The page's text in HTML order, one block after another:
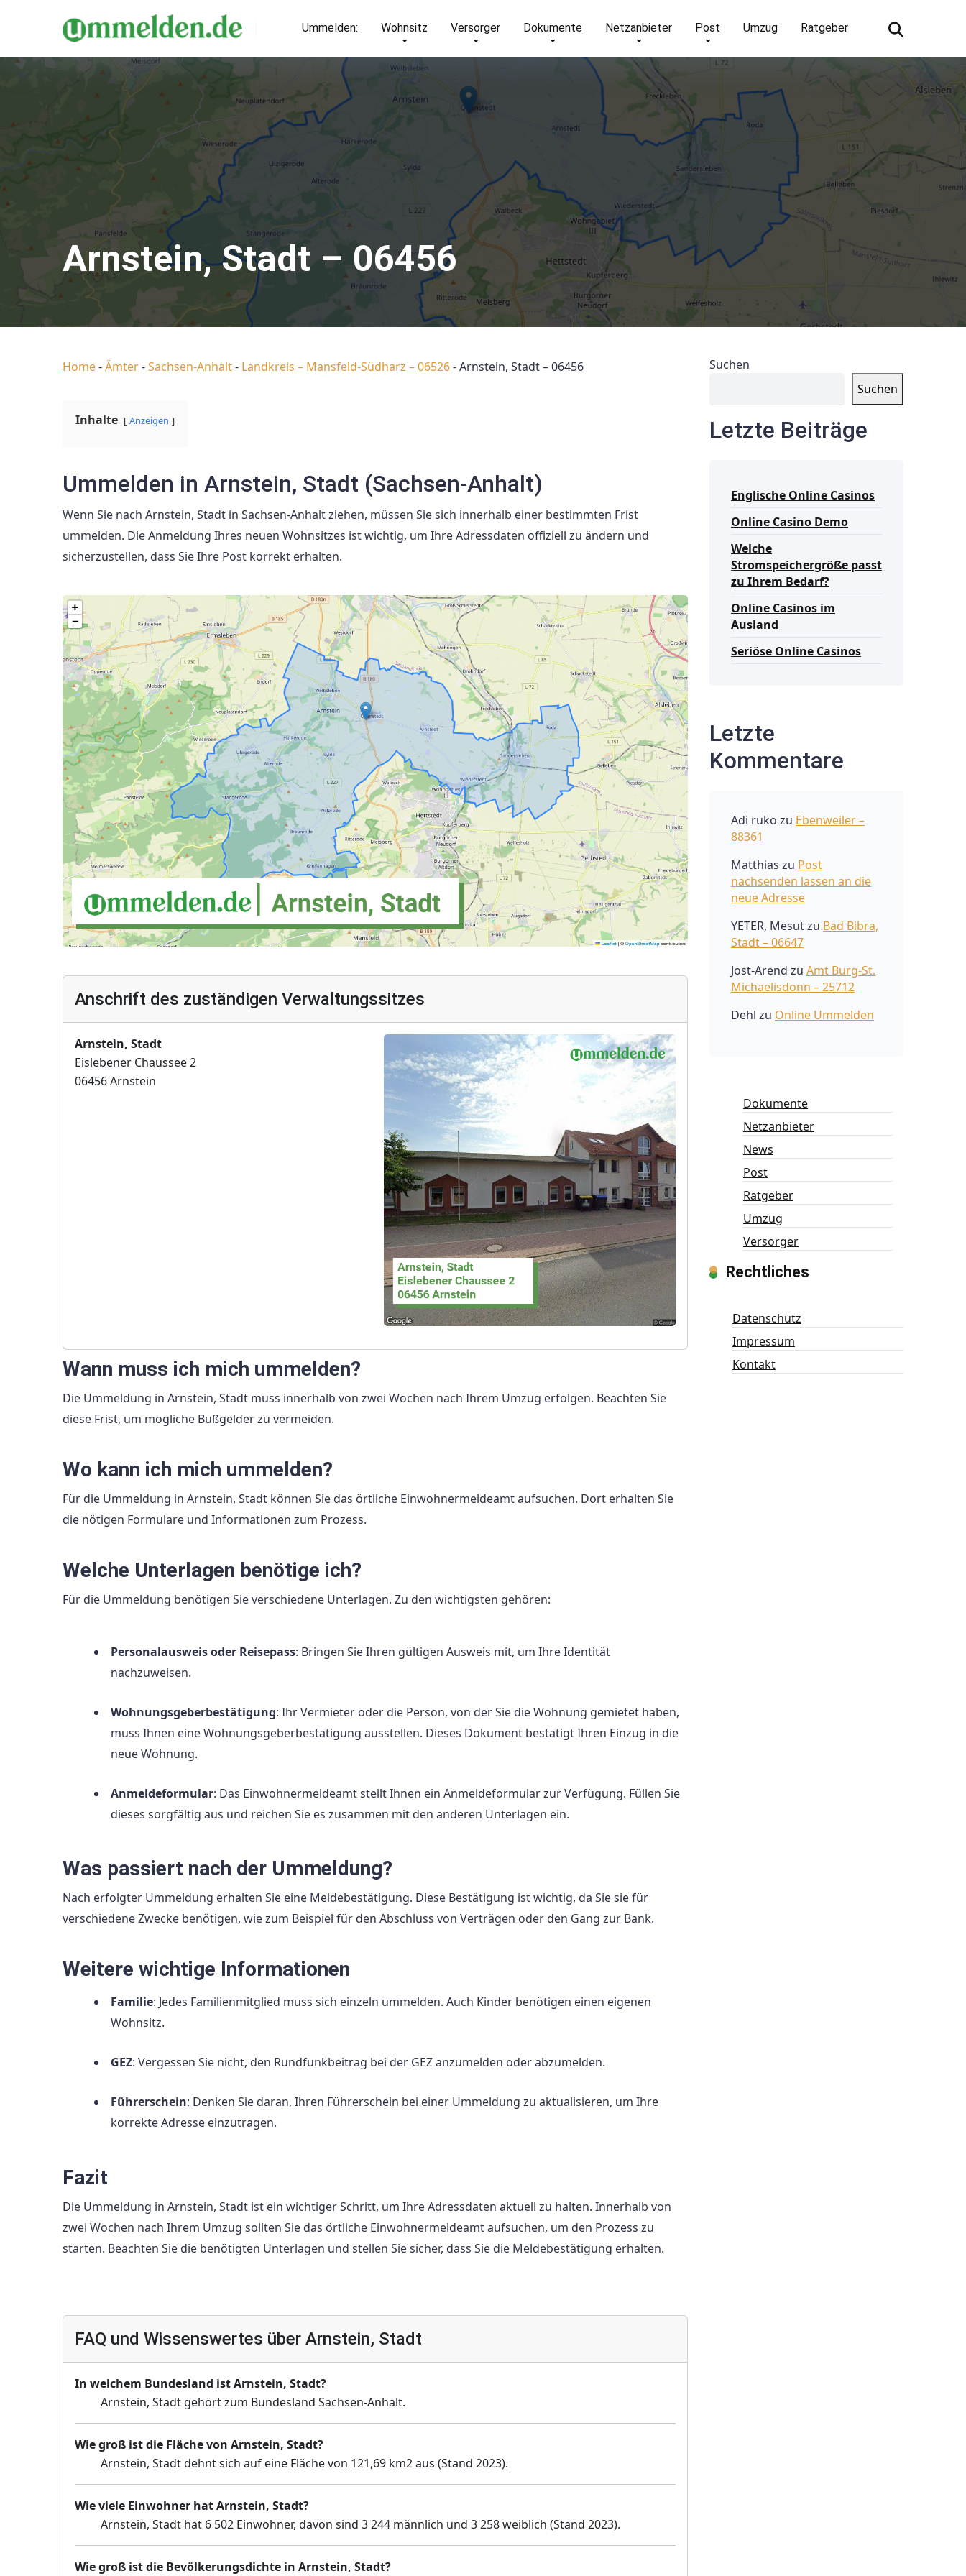
Ummelden: Wohnsitz Versorger Dokumente Netzanbieter Post Umzug Ratgeber
Arnstein, Stadt – 06456
Home-Ämter-Sachsen-Anhalt- Landkreis – Mansfeld-Südharz – 06526-Arnstein, Stadt – 06456
Inhalte Anzeigen
Ummelden in Arnstein, Stadt (Sachsen-Anhalt)
Wenn Sie nach Arnstein, Stadt in Sachsen-Anhalt ziehen, müssen Sie sich innerhalb einer bestimmten Frist
ummelden. Die Anmeldung Ihres neuen Wohnsitzes ist wichtig, um Ihre Adressdaten offiziell zu ändern und
sicherzustellen, dass Sie Ihre Post korrekt erhalten.
Anschrift des zuständigen Verwaltungssitzes
Arnstein, Stadt
Eislebener Chaussee 2
06456 Arnstein
Wann muss ich mich ummelden?
Die Ummeldung in Arnstein, Stadt muss innerhalb von zwei Wochen nach Ihrem Umzug erfolgen. Beachten Sie
diese Frist, um mögliche Bußgelder zu vermeiden.
Wo kann ich mich ummelden?
Für die Ummeldung in Arnstein, Stadt können Sie das örtliche Einwohnermeldeamt aufsuchen. Dort erhalten Sie
die nötigen Formulare und Informationen zum Prozess.
Welche Unterlagen benötige ich?
Für die Ummeldung benötigen Sie verschiedene Unterlagen. Zu den wichtigsten gehören:
Personalausweis oder Reisepass: Bringen Sie Ihren gültigen Ausweis mit, um Ihre Identität
nachzuweisen.
Wohnungsgeberbestätigung: Ihr Vermieter oder die Person, von der Sie die Wohnung gemietet haben,
muss Ihnen eine Wohnungsgeberbestätigung ausstellen. Dieses Dokument bestätigt Ihren Einzug in die
neue Wohnung.
Anmeldeformular: Das Einwohnermeldeamt stellt Ihnen ein Anmeldeformular zur Verfügung. Füllen Sie
dieses sorgfältig aus und reichen Sie es zusammen mit den anderen Unterlagen ein.
Was passiert nach der Ummeldung?
Nach erfolgter Ummeldung erhalten Sie eine Meldebestätigung. Diese Bestätigung ist wichtig, da Sie sie für
verschiedene Zwecke benötigen, wie zum Beispiel für den Abschluss von Verträgen oder den Gang zur Bank.
Weitere wichtige Informationen
Familie: Jedes Familienmitglied muss sich einzeln ummelden. Auch Kinder benötigen einen eigenen
Wohnsitz.
GEZ: Vergessen Sie nicht, den Rundfunkbeitrag bei der GEZ anzumelden oder abzumelden.
Führerschein: Denken Sie daran, Ihren Führerschein bei einer Ummeldung zu aktualisieren, um Ihre
korrekte Adresse einzutragen.
Fazit
Die Ummeldung in Arnstein, Stadt ist ein wichtiger Schritt, um Ihre Adressdaten aktuell zu halten. Innerhalb von
zwei Wochen nach Ihrem Umzug sollten Sie das örtliche Einwohnermeldeamt aufsuchen, um den Prozess zu
starten. Beachten Sie die benötigten Unterlagen und stellen Sie sicher, dass Sie die Meldebestätigung erhalten.
FAQ und Wissenswertes über Arnstein, Stadt
In welchem Bundesland ist Arnstein, Stadt?
Arnstein, Stadt gehört zum Bundesland Sachsen-Anhalt.
Wie groß ist die Fläche von Arnstein, Stadt?
Arnstein, Stadt dehnt sich auf eine Fläche von 121,69 km2 aus (Stand 2023).
Wie viele Einwohner hat Arnstein, Stadt?
Arnstein, Stadt hat 6 502 Einwohner, davon sind 3 244 männlich und 3 258 weiblich (Stand 2023).
Wie groß ist die Bevölkerungsdichte in Arnstein, Stadt?
Suchen
Suchen
Letzte Beiträge
Englische Online Casinos
Online Casino Demo
Welche
Stromspeichergröße passt
zu Ihrem Bedarf?
Online Casinos im
Ausland
Seriöse Online Casinos
Letzte
Kommentare
Adi ruko zu Ebenweiler –
88361
Matthias zu Post
nachsenden lassen an die
neue Adresse
YETER, Mesutzu Bad Bibra,
Stadt – 06647
Jost-Arend zu Amt Burg-St.
Michaelisdonn – 25712
Dehl zu Online Ummelden
Dokumente
Netzanbieter
News
Post
Ratgeber
Umzug
Versorger
Rechtliches
Datenschutz
Impressum
Kontakt